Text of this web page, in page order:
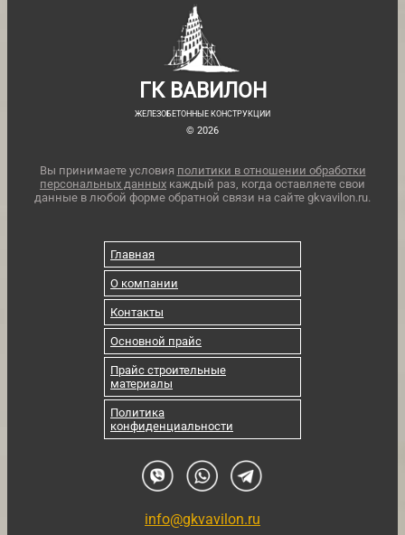
ГК ВАВИЛОН
ЖЕЛЕЗОБЕТОННЫЕ КОНСТРУКЦИИ
© 2026
Вы принимаете условия политики в отношении обработки
персональных данных каждый раз, когда оставляете свои
данные в любой форме обратной связи на сайте gkvavilon.ru.
Главная
О компании
Контакты
Основной прайс
Прайс строительные
материалы
Политика
конфиденциальности
info@gkvavilon.ru